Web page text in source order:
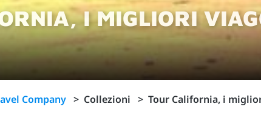
I MIGLIORI
Company> Collezioni > Tour California, i